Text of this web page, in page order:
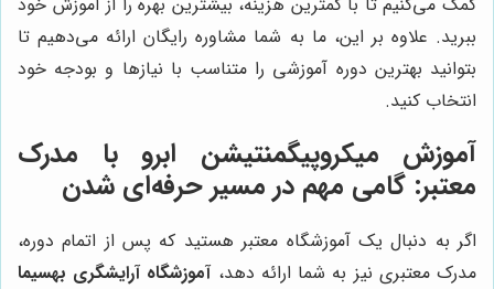
ببرید. علاوه بر این، ما به شما مشاوره رایگان ارائه می‌دهیم تا
بتوانید بهترین دوره آموزشی را متناسب با نیازها و بودجه خود
انتخاب کنید.
آموزش میکروپیگمنتیشن ابرو با مدرک
معتبر: گامی مهم در مسیر حرفه‌ای شدن
اگر به دنبال یک آموزشگاه معتبر هستید که پس از اتمام دوره،
مدرک معتبری نیز به شما ارائه دهد،آموزشگاه آرایشگری بهسیما